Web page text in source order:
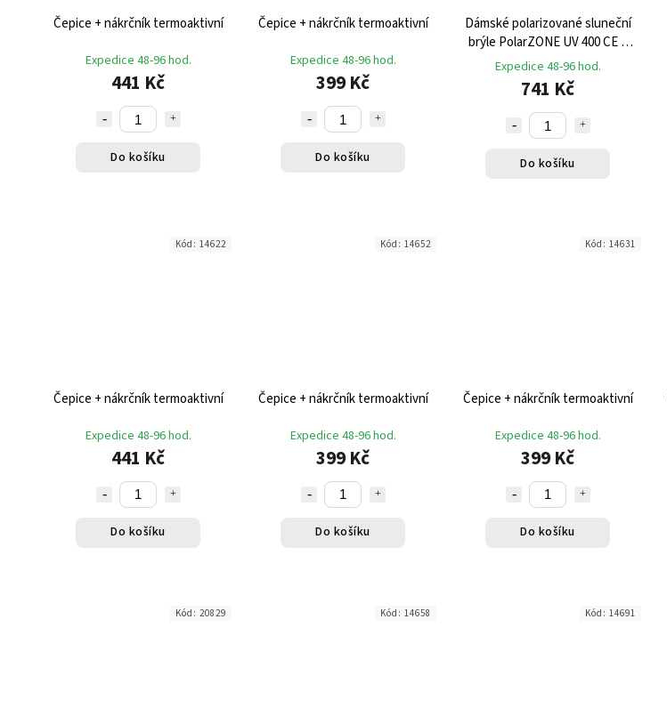
Čepice + nákrčník termoaktivní
Expedice 48-96 hod.
441 Kč
Do košíku
Čepice + nákrčník termoaktivní
Expedice 48-96 hod.
399 Kč
Do košíku
Dámské polarizované sluneční
brýle PolarZONE UV 400 CE s
pouzdrem
Expedice 48-96 hod.
741 Kč
Do košíku
Čepice + nákrčník termoaktivní
Expedice 48-96 hod.
441 Kč
Do košíku
Kód: 14622
Čepice + nákrčník termoaktivní
Expedice 48-96 hod.
399 Kč
Do košíku
Kód: 14652
Čepice + nákrčník termoaktivní
Expedice 48-96 hod.
399 Kč
Do košíku
Kód: 14631
Kód: 20829 Kód: 14658 Kód: 14691